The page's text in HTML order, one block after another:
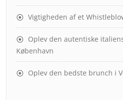
Vigtigheden af et
Oplev den autentiske
København
Oplev den bedste brunch i